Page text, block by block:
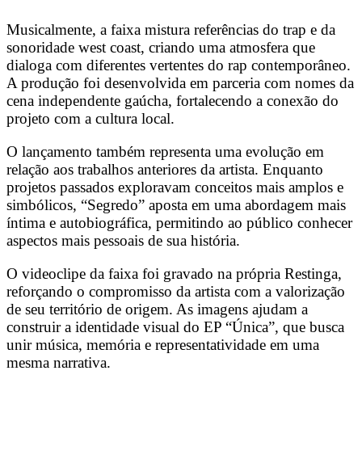
Musicalmente, a faixa mistura referências do trap e da
sonoridade west coast, criando uma atmosfera que
dialoga com diferentes vertentes do rap contemporâneo.
A produção foi desenvolvida em parceria com nomes da
cena independente gaúcha, fortalecendo a conexão do
projeto com a cultura local.
O lançamento também representa uma evolução em
relação aos trabalhos anteriores da artista. Enquanto
projetos passados exploravam conceitos mais amplos e
simbólicos, “Segredo” aposta em uma abordagem mais
íntima e autobiográfica, permitindo ao público conhecer
aspectos mais pessoais de sua história.
O videoclipe da faixa foi gravado na própria Restinga,
reforçando o compromisso da artista com a valorização
de seu território de origem. As imagens ajudam a
construir a identidade visual do EP “Única”, que busca
unir música, memória e representatividade em uma
mesma narrativa.